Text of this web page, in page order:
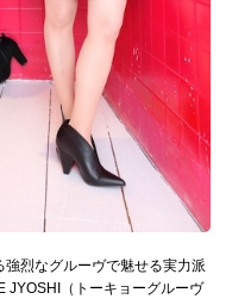
烈なグルーヴで魅せる実力派
JYOSHI（トーキョーグルーヴ